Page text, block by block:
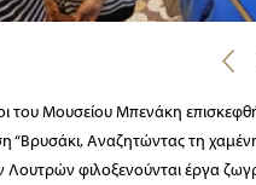
του Μουσείου Μπενάκη
“Βρυσάκι, Αναζητώντας τη
φιλοξενούνται έργα